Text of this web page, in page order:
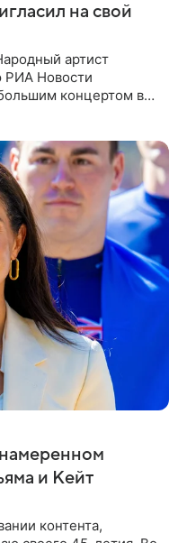
на свой
артист
РИА Новости
концертом в
и Кейт
контента,